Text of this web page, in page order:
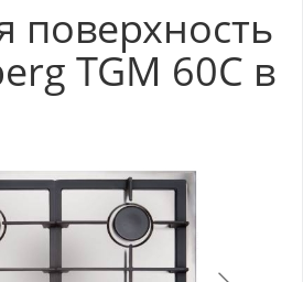
поверхность
TGM 60C в